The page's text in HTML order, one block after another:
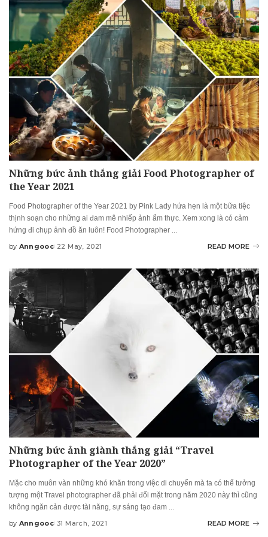
Những bức ảnh thắng giải Food Photographer of
the Year 2021
Food Photographer of the Year 2021 by Pink Lady hứa hẹn là một bữa tiệc
thịnh soạn cho những ai đam mê nhiếp ảnh ẩm thực. Xem xong là có cảm
hứng đi chụp ảnh đồ ăn luôn! Food Photographer ...
Posted
by Anngooc 22 May, 2021 READ MORE
Những bức ảnh giành thắng giải “Travel
Photographer of the Year 2020”
Mặc cho muôn vàn những khó khăn trong việc di chuyển mà ta có thể tưởng
tượng một Travel photographer đã phải đổi mặt trong năm 2020 này thì cũng
không ngăn cản được tài năng, sự sáng tạo đam ...
Posted
by Anngooc 31 March, 2021 READ MORE